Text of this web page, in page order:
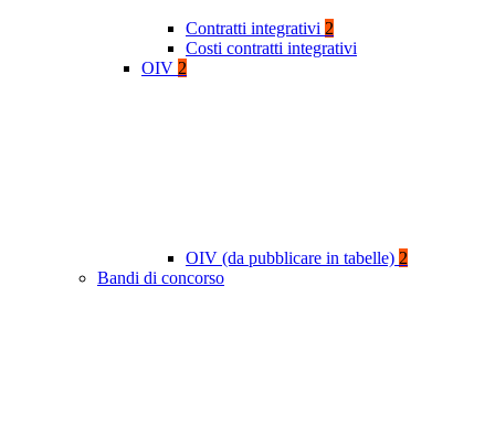
Contratti integrativi 2
Costi contratti integrativi
OIV 2
OIV (da pubblicare in tabelle) 2
Bandi di concorso